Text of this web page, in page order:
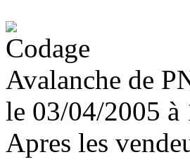
Avalanche de
le 03/04/2005 à
Apres les